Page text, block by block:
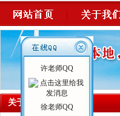
关于我们
许老师QQ
徐老师QQ